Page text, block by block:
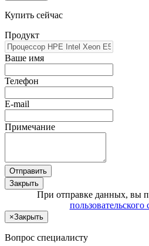
Купить сейчас
Продукт
Ваше имя
Телефон
E-mail
Примечание
Отправить
Закрыть
При отправке данных, вы
пользовательского
×Закрыть
Вопрос специалисту